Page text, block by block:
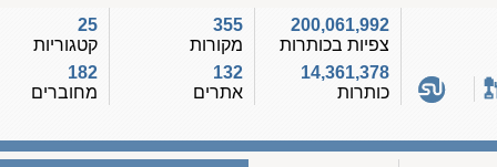
200,061,992
צפיות בכותרות
14,361,378
כותרות
355
מקורות
132
אתרים
קטגוריות
182
מחוברים